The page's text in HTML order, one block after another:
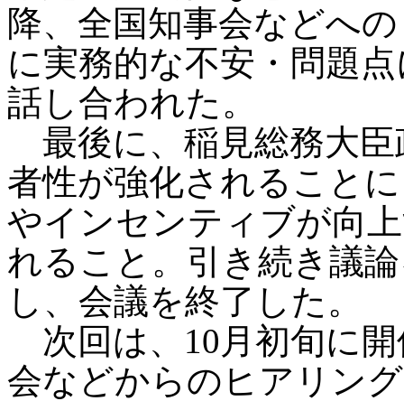
降、全国知事会などへ
に実務的な不安・問題
話し合われた。
最後に、稲見総務大臣
者性が強化されること
やインセンティブが向
れること。引き続き議
し、会議を終了した。
次回は、10月初旬に
会などからのヒアリン